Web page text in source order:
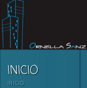
INICIO
INICIO